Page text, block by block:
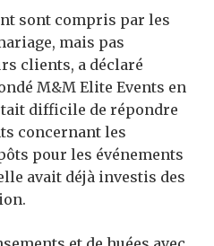
sont compris par les
mais pas
clients, a déclaré
M&M Elite Events en
difficile de répondre
concernant les
pour les événements
avait déjà investis des